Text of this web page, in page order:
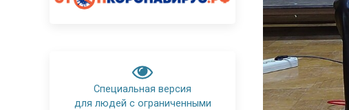
Специальная версия
для людей с ограниченными